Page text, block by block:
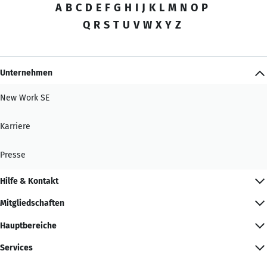
A B C D E F G H I J K L M N O P
Q R S T U V W X Y Z
Unternehmen
New Work SE
Karriere
Presse
Hilfe & Kontakt
Mitgliedschaften
Hauptbereiche
Services